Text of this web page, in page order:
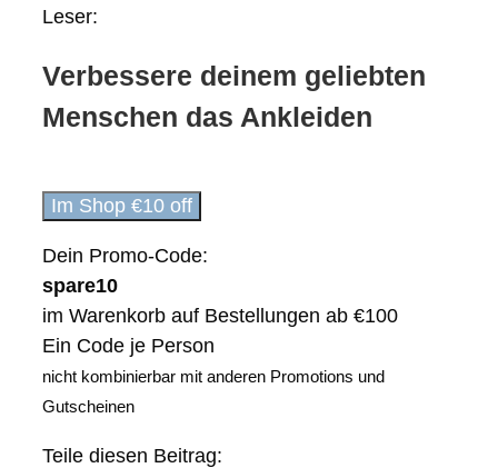
Leser:
Verbessere deinem geliebten
Menschen das Ankleiden
Im Shop €10 off
Dein Promo-Code:
spare10
im Warenkorb auf Bestellungen ab €100
Ein Code je Person
nicht kombinierbar mit anderen Promotions und
Gutscheinen
Teile diesen Beitrag: